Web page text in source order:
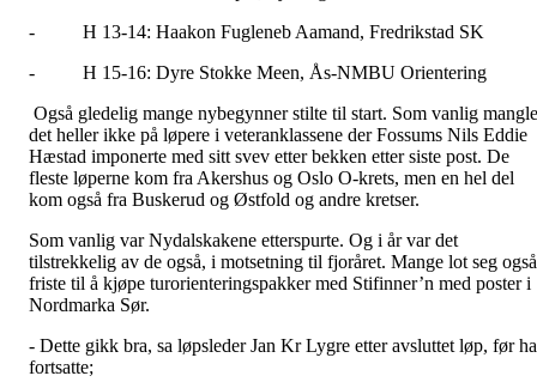
- H 13-14: Haakon Fugleneb Aamand, Fredrikstad SK
- H 15-16: Dyre Stokke Meen, Ås-NMBU Orientering
Også gledelig mange nybegynner stilte til start. Som vanlig
det heller ikke på løpere i veteranklassene der Fossums Nils Eddie
Hæstad imponerte med sitt svev etter bekken etter siste post. De
fleste løperne kom fra Akershus og Oslo O-krets, men en hel del
kom også fra Buskerud og Østfold og andre kretser.
Som vanlig var Nydalskakene etterspurte. Og i år var det
tilstrekkelig av de også, i motsetning til fjoråret. Mange lot seg også
friste til å kjøpe turorienteringspakker med Stifinner’n med poster i
Nordmarka Sør.
- Dette gikk bra, sa løpsleder Jan Kr Lygre etter avsluttet løp, før
fortsatte;